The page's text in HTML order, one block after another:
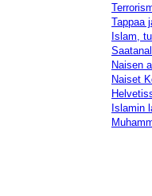
Tappaa
Islam,
Naisen
Naiset
Islamin